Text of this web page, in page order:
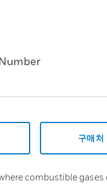
구매처
combustible gases